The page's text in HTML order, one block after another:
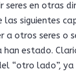
seres en otras
siguientes
a otros seres o
han estado.
“otro lado”,